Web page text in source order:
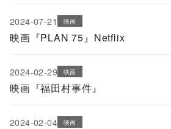
2024-07-21 映画
映画『PLAN 75』Netflix
2024-02-29 映画
映画『福田村事件』
2024-02-04 映画